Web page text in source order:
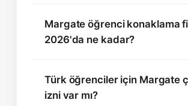
Margate öğrenci konaklama
2026'da ne kadar?
Türk öğrenciler için Margate
izni var mı?